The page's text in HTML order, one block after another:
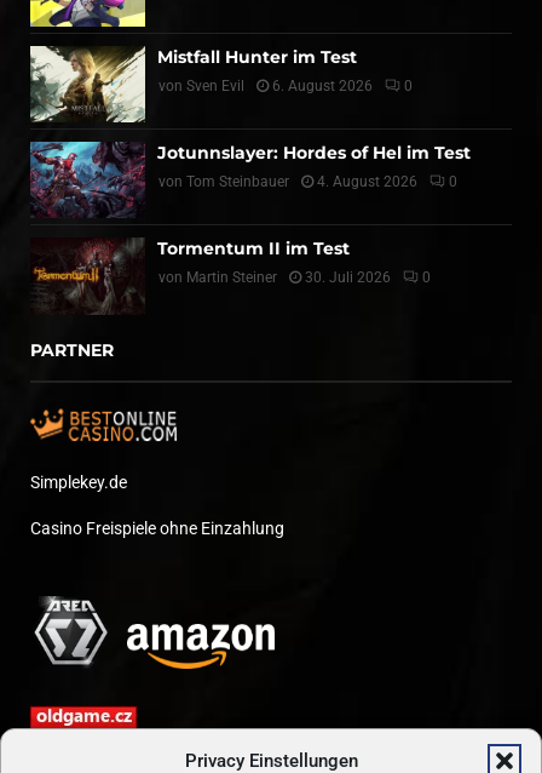
Privacy Einstellungen
Mistfall Hunter im Test
von Sven Evil 6. August 2026 0
Jotunnslayer: Hordes of Hel im Test
von Tom Steinbauer 4. August 2026 0
Tormentum II im Test
von Martin Steiner 30. Juli 2026 0
PARTNER
Simplekey.de
Casino Freispiele ohne Einzahlung